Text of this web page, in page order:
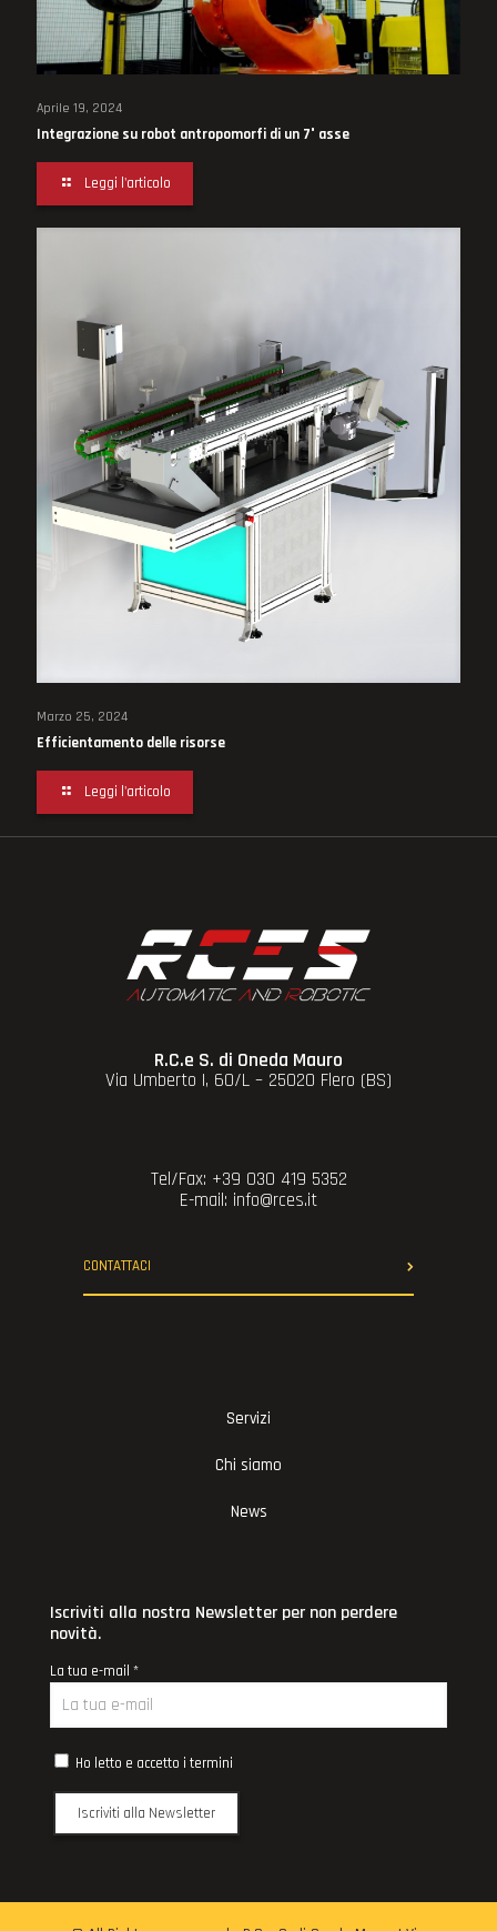
Aprile 19, 2024
Integrazione su robot antropomorfi di un 7° asse
Leggi l'articolo
Marzo 25, 2024
Efficientamento delle risorse
Leggi l'articolo
R.C.e S. di Oneda Mauro
Via Umberto I, 60/L – 25020 Flero (BS)
Tel/Fax: +39 030 419 5352
E-mail: info@rces.it
CONTATTACI
Servizi
Chi siamo
News
Iscriviti alla nostra Newsletter per non perdere
novità.
La tua e-mail *
Ho letto e accetto i termini